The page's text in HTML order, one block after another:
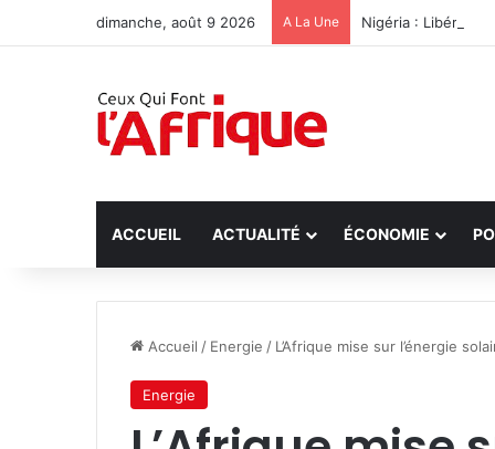
dimanche, août 9 2026 A La Une Nigéria :
ACCUEIL ACTUALITÉ ÉCONOMIE
Accueil / Energie / L’Afrique mise sur l’énergie
Energie